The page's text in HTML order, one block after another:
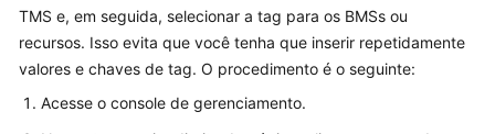
tags
Localização
recurso
TMS e, em seguida, selecionar a tag para os BMSs ou
recursos. Isso evita que você tenha que inserir repetidamente
valores e chaves de tag. O procedimento é o seguinte:
Acesse o console de gerenciamento.